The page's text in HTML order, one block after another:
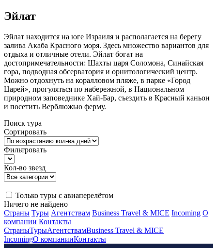
Эйлат
Эйлат находится на юге Израиля и располагается на берегу
залива Акаба Красного моря. Здесь множество вариантов для
отдыха и отличные отели. Эйлат богат на
достопримечательности: Шахты царя Соломона, Синайская
гора, подводная обсерватория и орнитологический центр.
Можно отдохнуть на коралловом пляже, в парке «Город
Царей», прогуляться по набережной, в Национальном
природном заповеднике Хай-Бар, съездить в Красный каньон
и посетить Верблюжью ферму.
Поиск тура
Сортировать
Фильтровать
Кол-во звезд
Только туры с авиаперелётом
Ничего не найдено
Страны Туры Агентствам Business Travel & MICE Incoming О
компании Контакты
СтраныТурыАгентствамBusiness Travel & MICE
IncomingО компанииКонтакты